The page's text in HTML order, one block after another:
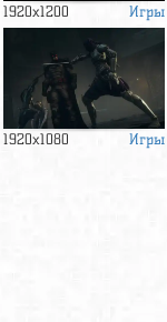
1920x1200 Игры
1920x1080 Игры